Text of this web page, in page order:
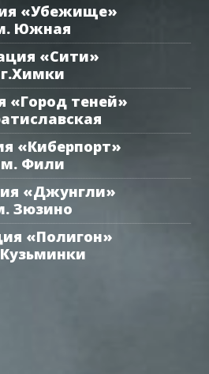
«Убежище»
Южная
«Сити»
г.Химки
«Город теней»
«Киберпорт»
м. Фили
«Джунгли»
Зюзино
«Полигон»